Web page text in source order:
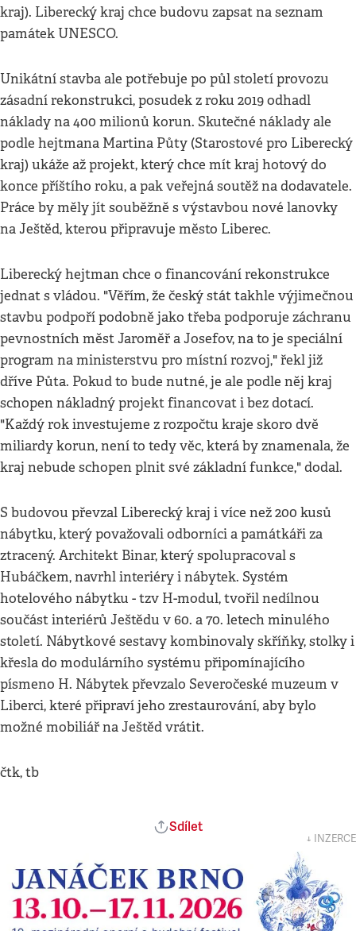
kraj). Liberecký kraj chce budovu zapsat na seznam
památek UNESCO.
Unikátní stavba ale potřebuje po půl století provozu
zásadní rekonstrukci, posudek z roku 2019 odhadl
náklady na 400 milionů korun. Skutečné náklady ale
podle hejtmana Martina Půty (Starostové pro Liberecký
kraj) ukáže až projekt, který chce mít kraj hotový do
konce příštího roku, a pak veřejná soutěž na dodavatele.
Práce by měly jít souběžně s výstavbou nové lanovky
na Ještěd, kterou připravuje město Liberec.
Liberecký hejtman chce o financování rekonstrukce
jednat s vládou. "Věřím, že český stát takhle výjimečnou
stavbu podpoří podobně jako třeba podporuje záchranu
pevnostních měst Jaroměř a Josefov, na to je speciální
program na ministerstvu pro místní rozvoj," řekl již
dříve Půta. Pokud to bude nutné, je ale podle něj kraj
schopen nákladný projekt financovat i bez dotací.
"Každý rok investujeme z rozpočtu kraje skoro dvě
miliardy korun, není to tedy věc, která by znamenala, že
kraj nebude schopen plnit své základní funkce," dodal.
S budovou převzal Liberecký kraj i více než 200 kusů
nábytku, který považovali odborníci a památkáři za
ztracený. Architekt Binar, který spolupracoval s
Hubáčkem, navrhl interiéry i nábytek. Systém
hotelového nábytku - tzv H-modul, tvořil nedílnou
součást interiérů Ještědu v 60. a 70. letech minulého
století. Nábytkové sestavy kombinovaly skříňky, stolky i
křesla do modulárního systému připomínajícího
písmeno H. Nábytek převzalo Severočeské muzeum v
Liberci, které připraví jeho zrestaurování, aby bylo
možné mobiliář na Ještěd vrátit.
čtk, tb
Sdílet
↓ INZERCE